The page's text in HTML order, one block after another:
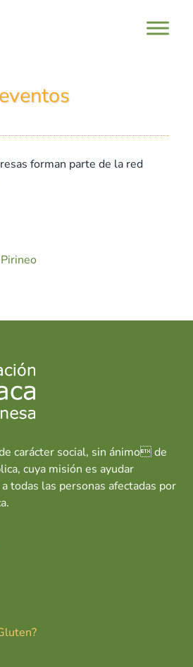
forman parte de la red
carácter social, sin ánimo de
cuya misión es ayudar
todas las personas afectadas por